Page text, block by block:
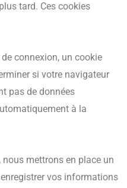
tard. Ces cookies
connexion, un cookie
si votre navigateur
pas de données
à la
nous mettrons en place un
vos informations